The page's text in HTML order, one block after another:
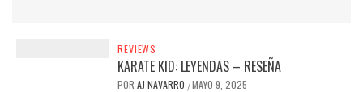
REVIEWS
KARATE KID: LEYENDAS – RESEÑA
POR AJ NAVARRO /MAYO 9, 2025